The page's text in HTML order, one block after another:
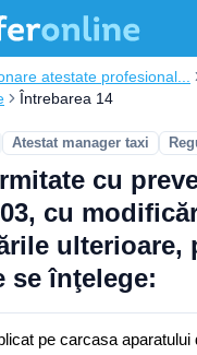
atestate profesional...
Întrebarea 14
Atestat manager taxi
cu
cu
ulterioare,
se înţelege:
pe carcasa aparatului